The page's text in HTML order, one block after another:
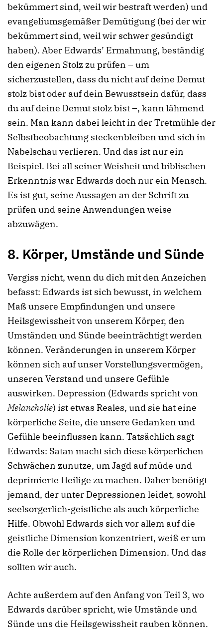
bekümmert sind, weil wir bestraft werden) und
evangeliumsgemäßer Demütigung (bei der wir
bekümmert sind, weil wir schwer gesündigt
haben). Aber Edwards’ Ermahnung, beständig
den eigenen Stolz zu prüfen – um
sicherzustellen, dass du nicht auf deine Demut
stolz bist oder auf dein Bewusstsein dafür, dass
du auf deine Demut stolz bist –, kann lähmend
sein. Man kann dabei leicht in der Tretmühle der
Selbstbeobachtung steckenbleiben und sich in
Nabelschau verlieren. Und das ist nur ein
Beispiel. Bei all seiner Weisheit und biblischen
Erkenntnis war Edwards doch nur ein Mensch.
Es ist gut, seine Aussagen an der Schrift zu
prüfen und seine Anwendungen weise
abzuwägen.
8. Körper, Umstände und Sünde
Vergiss nicht, wenn du dich mit den Anzeichen
befasst: Edwards ist sich bewusst, in welchem
Maß unsere Empfindungen und unsere
Heilsgewissheit von unserem Körper, den
Umständen und Sünde beeinträchtigt werden
können. Veränderungen in unserem Körper
können sich auf unser Vorstellungsvermögen,
unseren Verstand und unsere Gefühle
auswirken. Depression (Edwards spricht von
Melancholie) ist etwas Reales, und sie hat eine
körperliche Seite, die unsere Gedanken und
Gefühle beeinflussen kann. Tatsächlich sagt
Edwards: Satan macht sich diese körperlichen
Schwächen zunutze, um Jagd auf müde und
deprimierte Heilige zu machen. Daher benötigt
jemand, der unter Depressionen leidet, sowohl
seelsorgerlich-geistliche als auch körperliche
Hilfe. Obwohl Edwards sich vor allem auf die
geistliche Dimension konzentriert, weiß er um
die Rolle der körperlichen Dimension. Und das
sollten wir auch.
Achte außerdem auf den Anfang von Teil 3, wo
Edwards darüber spricht, wie Umstände und
Sünde uns die Heilsgewissheit rauben können.